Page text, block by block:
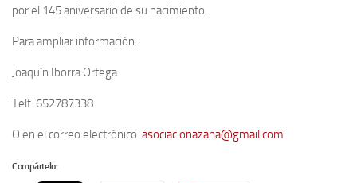
por el 145 aniversario de su nacimiento.
Para ampliar información:
Joaquín Iborra Ortega
Telf: 652787338
O en el correo electrónico: asociacionazana@gmail.com
Compártelo: